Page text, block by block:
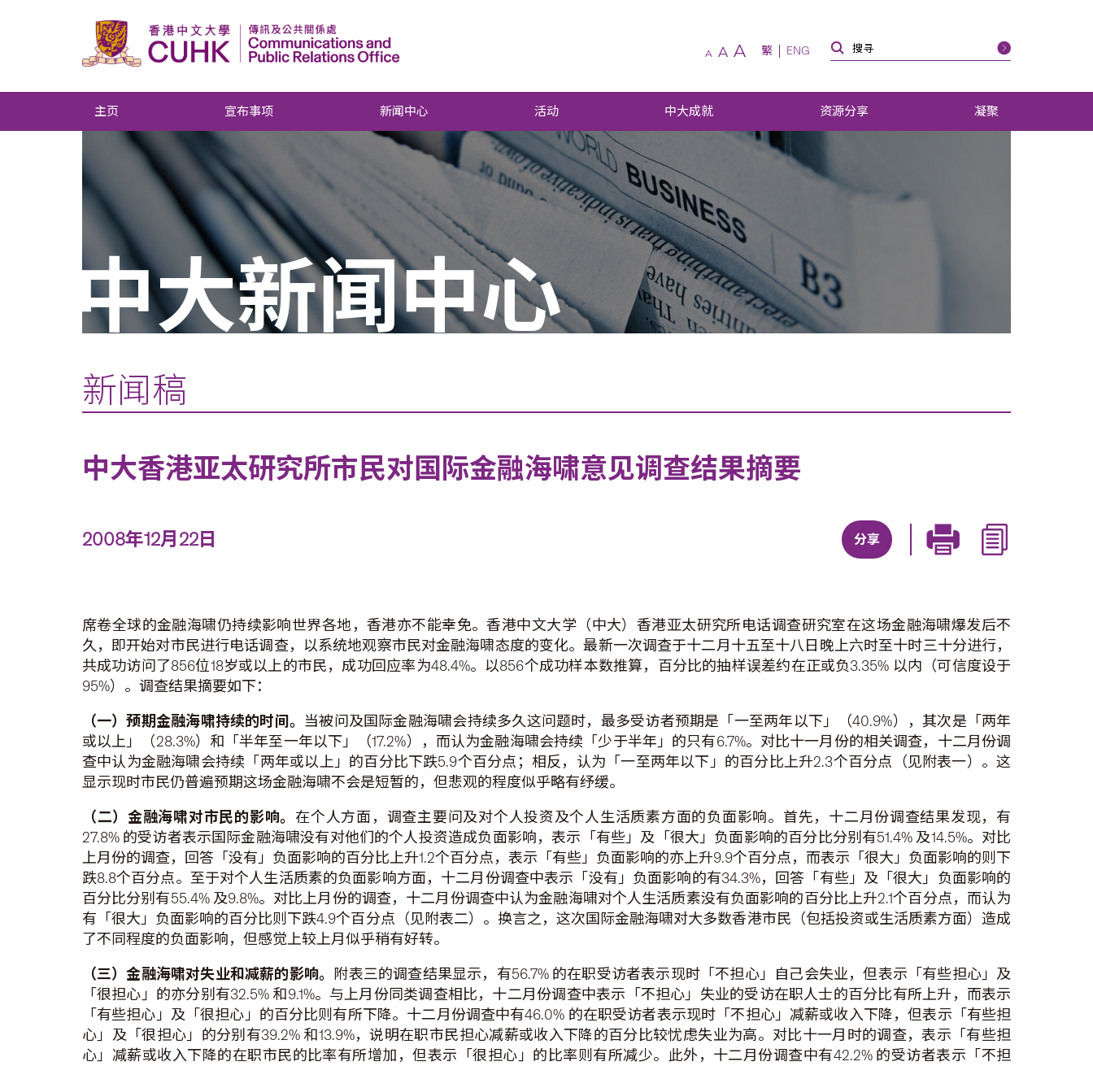
A A A 繁 ENG
主页 宣布事项 新闻中心 活动 中大成就 资源分享 凝聚
中大新闻中心
新闻稿
中大香港亚太研究所市民对国际金融海啸意见调查结果摘要
2008年12月22日 分享
席卷全球的金融海啸仍持续影响世界各地，香港亦不能幸免。香港中文大学（中大）香港亚太研究所电话调查研究室在这场金融海啸爆发后不
久，即开始对市民进行电话调查，以系统地观察市民对金融海啸态度的变化。最新一次调查于十二月十五至十八日晚上六时至十时三十分进行，
共成功访问了856位18岁或以上的市民，成功回应率为48.4%。以856个成功样本数推算，百分比的抽样误差约在正或负3.35% 以内（可信度设于
95%）。调查结果摘要如下：
（一）预期金融海啸持续的时间。 当被问及国际金融海啸会持续多久这问题时，最多受访者预期是「一至两年以下」（40.9%），其次是「两年
或以上」（28.3%）和「半年至一年以下」（17.2%），而认为金融海啸会持续「少于半年」的只有6.7%。对比十一月份的相关调查，十二月份调
查中认为金融海啸会持续「两年或以上」的百分比下跌5.9个百分点；相反，认为「一至两年以下」的百分比上升2.3个百分点（见附表一）。这
显示现时市民仍普遍预期这场金融海啸不会是短暂的，但悲观的程度似乎略有纾缓。
（二）金融海啸对市民的影响。 在个人方面，调查主要问及对个人投资及个人生活质素方面的负面影响。首先，十二月份调查结果发现，有
27.8% 的受访者表示国际金融海啸没有对他们的个人投资造成负面影响，表示「有些」及「很大」负面影响的百分比分别有51.4% 及14.5%。对比
上月份的调查，回答「没有」负面影响的百分比上升1.2个百分点，表示「有些」负面影响的亦上升9.9个百分点，而表示「很大」负面影响的则下
跌8.8个百分点。至于对个人生活质素的负面影响方面，十二月份调查中表示「没有」负面影响的有34.3%，回答「有些」及「很大」负面影响的
百分比分别有55.4% 及9.8%。对比上月份的调查，十二月份调查中认为金融海啸对个人生活质素没有负面影响的百分比上升2.1个百分点，而认为
有「很大」负面影响的百分比则下跌4.9个百分点（见附表二）。换言之，这次国际金融海啸对大多数香港市民（包括投资或生活质素方面）造成
了不同程度的负面影响，但感觉上较上月似乎稍有好转。
（三）金融海啸对失业和减薪的影响。
附表三的调查结果显示，有56.7% 的在职受访者表示现时「不担心」自己会失业，但表示「有些担心」及
「很担心」的亦分别有32.5% 和9.1%。与上月份同类调查相比，十二月份调查中表示「不担心」失业的受访在职人士的百分比有所上升，而表示
「有些担心」及「很担心」的百分比则有所下降。十二月份调查中有46.0% 的在职受访者表示现时「不担心」减薪或收入下降，但表示「有些担
心」及「很担心」的分别有39.2% 和13.9%，说明在职市民担心减薪或收入下降的百分比较忧虑失业为高。对比十一月时的调查，表示「有些担
心」减薪或收入下降的在职市民的比率有所增加，但表示「很担心」的比率则有所减少。此外，十二月份调查中有42.2% 的受访者表示「不担